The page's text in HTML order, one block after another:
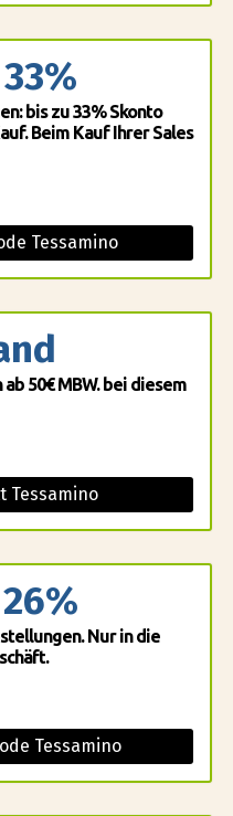
bis zu 33% Skonto
Beim Kauf Ihrer Sales
Tessamino
50€ MBW. bei diesem
Tessamino
Nur in die
Tessamino